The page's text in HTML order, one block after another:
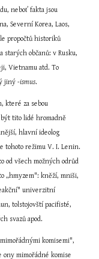
neboť fakta jsou
Severní Korea, Laos,
propočtů historiků
občanů: v Rusku,
Vietnamu atd. To
jiný -ismus.
které za sebou
tito lidé hromadně
hlavní ideolog
tohoto režimu V. I. Lenin.
od všech možných odrůd
„hmyzem": kněží, mniši,
univerzitní
tolstojovští pacifisté,
svazů apod.
komisemi",
mimořádné komise